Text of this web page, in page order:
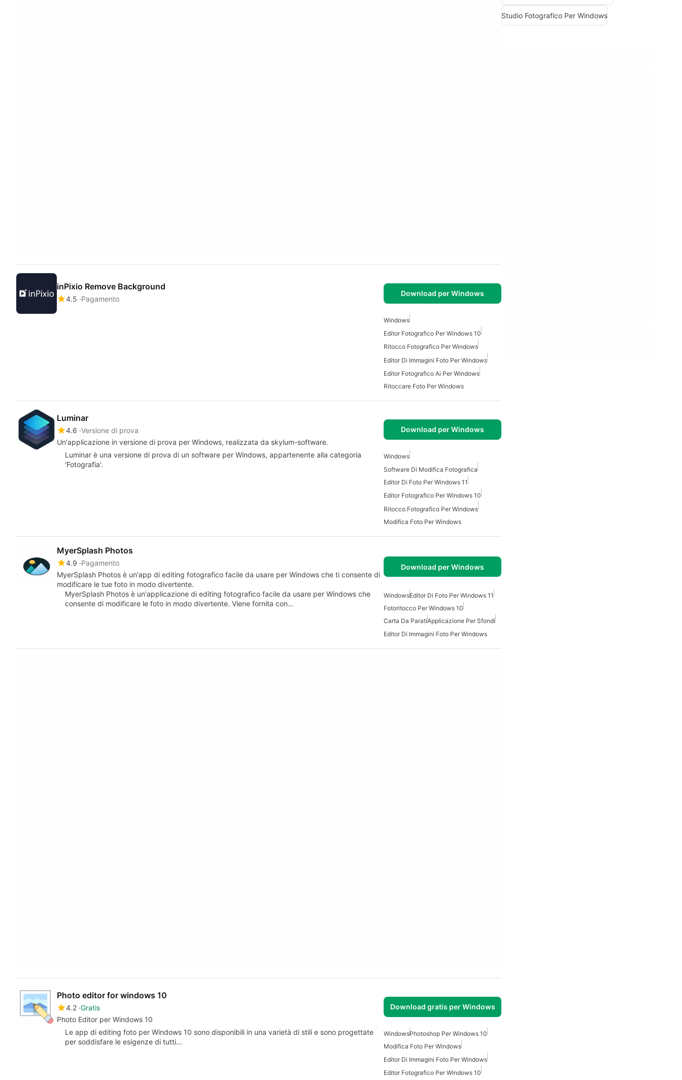
inPixio Remove Background
4.5 Pagamento
Download per Windows
Windows
Editor Fotografico Per Windows 10
Ritocco Fotografico Per Windows
Editor Di Immagini Foto Per Windows
Editor Fotografico Ai Per Windows
Ritoccare Foto Per Windows
Luminar
4.6 Versione di prova
Un'applicazione in versione di prova per Windows, realizzata da skylum-software.
Download per Windows
Luminar è una versione di prova di un software per Windows, appartenente alla categoria
'Fotografia'.
Windows
Software Di Modifica Fotografica
Editor Di Foto Per Windows 11
Editor Fotografico Per Windows 10
Ritocco Fotografico Per Windows
Modifica Foto Per Windows
MyerSplash Photos
4.9 Pagamento
MyerSplash Photos è un'app di editing fotografico facile da usare per Windows che ti consente di
modificare le tue foto in modo divertente.
Download per Windows
MyerSplash Photos è un'applicazione di editing fotografico facile da usare per Windows che
consente di modificare le foto in modo divertente. Viene fornita con…
WindowsEditor Di Foto Per Windows 11
Fotoritocco Per Windows 10
Carta Da ParatiApplicazione Per Sfondi
Editor Di Immagini Foto Per Windows
Photo editor for windows 10
4.2 Gratis
Photo Editor per Windows 10
Download gratis per Windows
Le app di editing foto per Windows 10 sono disponibili in una varietà di stili e sono progettate
per soddisfare le esigenze di tutti…
WindowsPhotoshop Per Windows 10
Modifica Foto Per Windows
Editor Di Immagini Foto Per Windows
Editor Fotografico Per Windows 10
Studio Fotografico Per Windows